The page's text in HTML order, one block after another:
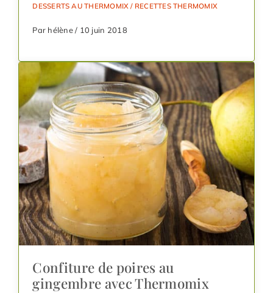
DESSERTS AU THERMOMIX / RECETTES THERMOMIX
Par hélène / 10 juin 2018
Confiture de poires au
gingembre avec Thermomix